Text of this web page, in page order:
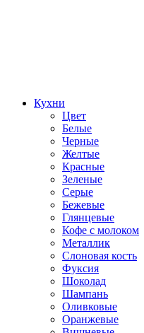
Кухни
Цвет
Белые
Черные
Желтые
Красные
Зеленые
Серые
Бежевые
Глянцевые
Кофе с молоком
Металлик
Слоновая кость
Фуксия
Шоколад
Шампань
Оливковые
Оранжевые